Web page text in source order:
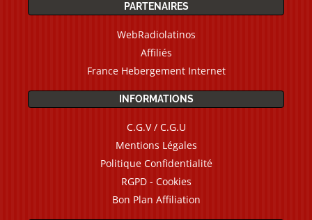
PARTENAIRES
WebRadiolatinos
Affiliés
France Hebergement Internet
INFORMATIONS
C.G.V / C.G.U
Mentions Légales
Politique Confidentialité
RGPD - Cookies
Bon Plan Affiliation